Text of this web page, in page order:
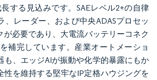
長する見込みです。SAEレベル2+の自律
、レーダー、および中央ADASプロセッ
が必要であり、大電流バッテリーコネク
補完しています。産業オートメーショ
も、エッジAIが振動や化学的暴露にもか
性を維持する堅牢なIP定格ハウジングを